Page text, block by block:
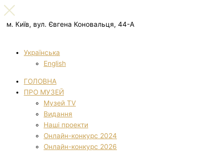
м. Київ, вул. Євгена Коновальця, 44-А
Українська
English
ГОЛОВНА
ПРО МУЗЕЙ
Музей TV
Видання
Наші проекти
Онлайн-конкурс 2024
Онлайн-конкурс 2026